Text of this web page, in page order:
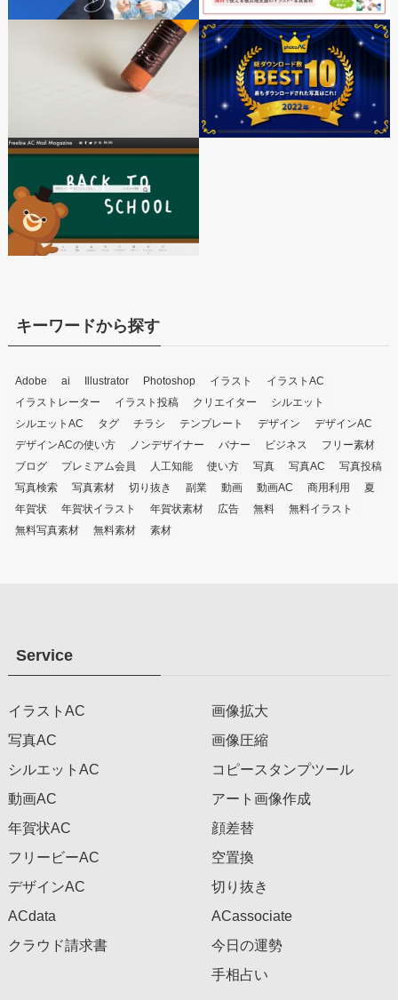
キーワードから探す
Adobe ai Illustrator Photoshop イラスト
イラストAC
イラストレーター
イラスト投稿 クリエイター
シルエット
シルエットAC
タグ チラシ テンプレート デザイン
デザインAC
デザインACの使い方
ノンデザイナー バナー ビジネス
フリー素材
ブログ
プレミアム会員 人工知能 使い方 写真 写真AC
写真投稿
写真検索
写真素材 切り抜き 副業 動画 動画AC 商用利用
夏
年賀状
年賀状イラスト 年賀状素材 広告 無料
無料イラスト
無料写真素材
無料素材 素材
Service
イラストAC
写真AC
シルエットAC
動画AC
年賀状AC
フリービーAC
デザインAC
ACdata
クラウド請求書
画像拡大
画像圧縮
コピースタンプツール
アート画像作成
顔差替
空置換
切り抜き
ACassociate
今日の運勢
手相占い